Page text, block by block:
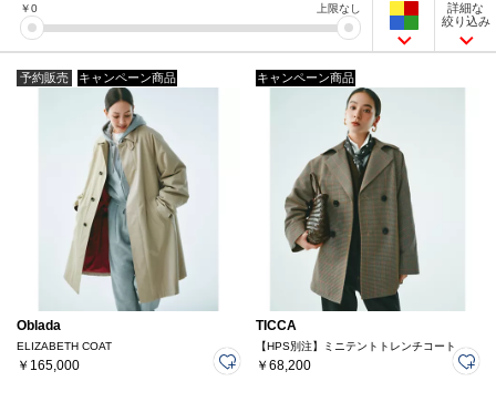
￥0 上限なし
詳細な
絞り込み
予約販売 キャンペーン商品
Oblada
ELIZABETH COAT
￥165,000
キャンペーン商品
TICCA
【HPS別注】ミニテントトレンチコート
￥68,200